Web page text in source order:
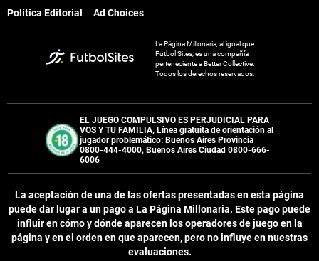
Política Editorial
Ad Choices
La Página Millonaria, al igual que
Futbol Sites, es una compañía
perteneciente a Better Collective.
Todos los derechos reservados.
EL JUEGO COMPULSIVO ES PERJUDICIAL PARA
VOS Y TU FAMILIA, Línea gratuita de orientación al
jugador problemático: Buenos Aires Provincia
0800-444-4000, Buenos Aires Ciudad 0800-666-
6006
La aceptación de una de las ofertas presentadas en esta página
puede dar lugar a un pago a La Página Millonaria. Este pago puede
influir en cómo y dónde aparecen los operadores de juego en la
página y en el orden en que aparecen, pero no influye en nuestras
evaluaciones.